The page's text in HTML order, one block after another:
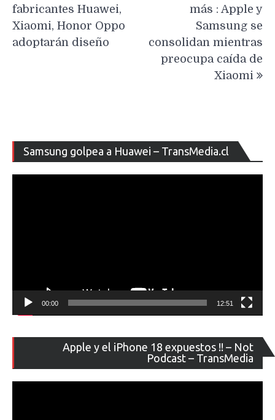
fabricantes Huawei,
Xiaomi, Honor Oppo
adoptarán diseño
más : Apple y
Samsung se
consolidan mientras
preocupa caída de
Xiaomi
Samsung golpea a Huawei – TransMedia.cl
de
00:00 12:51
Apple y el iPhone 18 expuestos !! – Not
Podcast – TransMedia
de